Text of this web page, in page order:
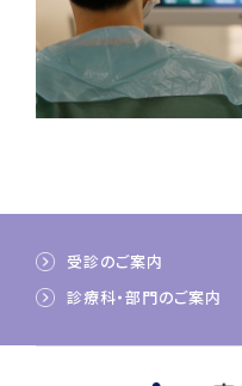
受診のご案内
診療科・部門のご案内